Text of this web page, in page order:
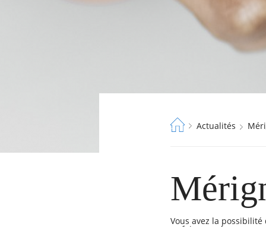
Fil
Actualités
Vous avez la